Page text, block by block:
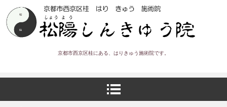
京都市西京区桂にある、はりきゅう施術院です。